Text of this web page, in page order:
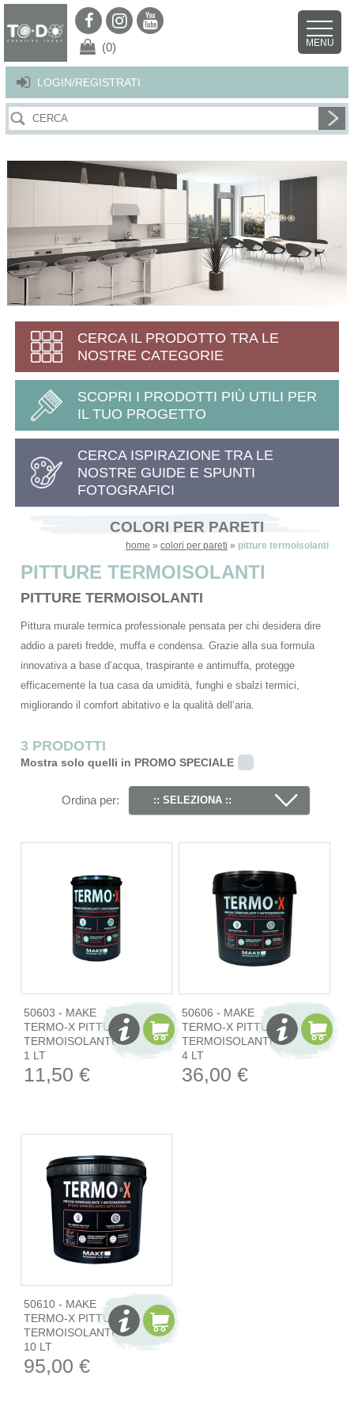
Per offrirti il miglior servizio possibile questo sito utilizza i cookies.
Continuando la navigazione nel sito autorizzi l’uso dei cookies. Per ulteriori
LOGIN/REGISTRATI
(0) MENU
CERCA IL PRODOTTO TRA LE
NOSTRE CATEGORIE
SCOPRI I PRODOTTI PIÙ UTILI PER
IL TUO PROGETTO
CERCA ISPIRAZIONE TRA LE
NOSTRE GUIDE E SPUNTI
FOTOGRAFICI
COLORI PER PARETI
home »colori per pareti » pitture termoisolanti
PITTURE TERMOISOLANTI
PITTURE TERMOISOLANTI
Pittura murale termica professionale pensata per chi desidera dire
addio a pareti fredde, muffa e condensa. Grazie alla sua formula
innovativa a base d’acqua, traspirante e antimuffa, protegge
efficacemente la tua casa da umidità, funghi e sbalzi termici,
migliorando il comfort abitativo e la qualità dell’aria.
3 PRODOTTI
Mostra solo quelli in PROMO SPECIALE
Ordina per: :: SELEZIONA ::
50603 - MAKE
TERMO-X PITTURA
TERMOISOLANTE
1 LT
11,50 €
50606 - MAKE
TERMO-X PITTURA
TERMOISOLANTE
4 LT
36,00 €
50610 - MAKE
TERMO-X PITTURA
TERMOISOLANTE
10 LT
95,00 €